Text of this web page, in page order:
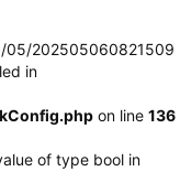
05/202505060821509
in
on line 136
of type bool in